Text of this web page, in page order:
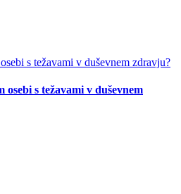
s težavami v duševnem zdravju?
osebi s težavami v duševnem